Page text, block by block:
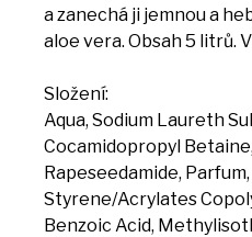
azanechá ji jemnoua
aloe vera. Obsah5 litrů.
Složení:
Aqua, Sodium Laureth
Cocamidopropyl
Rapeseedamide,
Styrene/Acrylates
Benzoic Acid,